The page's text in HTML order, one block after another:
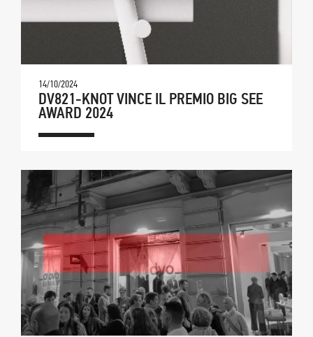
14/10/2024
DV821-KNOT VINCE IL PREMIO BIG SEE
AWARD 2024